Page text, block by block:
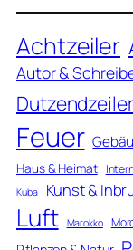
Achtzeiler
Autor &
Dutzendzeiler
Feuer
Haus & Heimat
Kuba Kunst &
Luft Marokko